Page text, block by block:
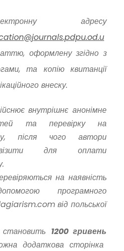
адресу
оформлену згідно з
та копію квитанції
внеску.
внутрішнє анонімне
та перевірку на
після чого автори
для оплати
на наявність
програмного
від польської
становить 1200 гривень
додаткова сторінка